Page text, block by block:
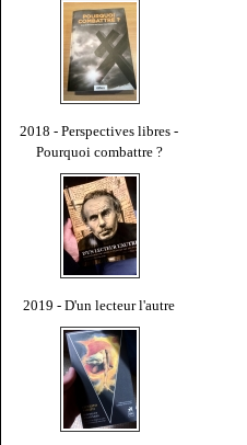
2018 - Perspectives libres -
Pourquoi combattre ?
2019 - D'un lecteur l'autre